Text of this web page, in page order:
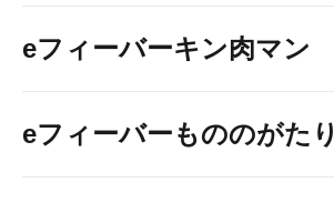
eフィーバーキン肉マン
eフィーバーもののがたり